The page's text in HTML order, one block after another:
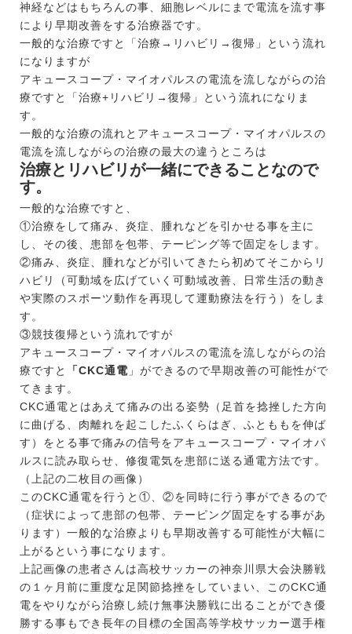
神経などはもちろんの事、細胞レベルにまで電流を流す事
により早期改善をする治療器です。
一般的な治療ですと「治療→リハビリ→復帰」という流れ
になりますが
アキュースコープ・マイオパルスの電流を流しながらの治
療ですと「治療+リハビリ→復帰」という流れになりま
す。
一般的な治療の流れとアキュースコープ・マイオパルスの
電流を流しながらの治療の最大の違うところは
治療とリハビリが一緒にできることなので
す。
一般的な治療ですと、
①治療をして痛み、炎症、腫れなどを引かせる事を主に
し、その後、患部を包帯、テーピング等で固定をします。
②痛み、炎症、腫れなどが引いてきたら初めてそこからリ
ハビリ（可動域を広げていく可動域改善、日常生活の動き
や実際のスポーツ動作を再現して運動療法を行う）をしま
す。
③競技復帰という流れですが
アキュースコープ・マイオパルスの電流を流しながらの治
療ですと
「CKC通電 」ができるので早期改善の可能性がで
てきます。
CKC通電とはあえて痛みの出る姿勢（足首を捻挫した方向
に曲げる、肉離れを起こしたふくらはぎ、ふとももを伸ば
す）をとる事で痛みの信号をアキュースコープ・マイオパ
ルスに読み取らせ、修復電気を患部に送る通電方法です。
（上記の二枚目の画像）
このCKC通電を行うと①、②を同時に行う事ができるので
（症状によって患部の包帯、テーピング固定をする事があ
ります）一般的な治療よりも早期改善する可能性が大幅に
上がるという事になります。
上記画像の患者さんは高校サッカーの神奈川県大会決勝戦
の１ヶ月前に重度な足関節捻挫をしていまい、このCKC通
電をやりながら治療し続け無事決勝戦に出ることができ優
勝する事もでき長年の目標の全国高等学校サッカー選手権